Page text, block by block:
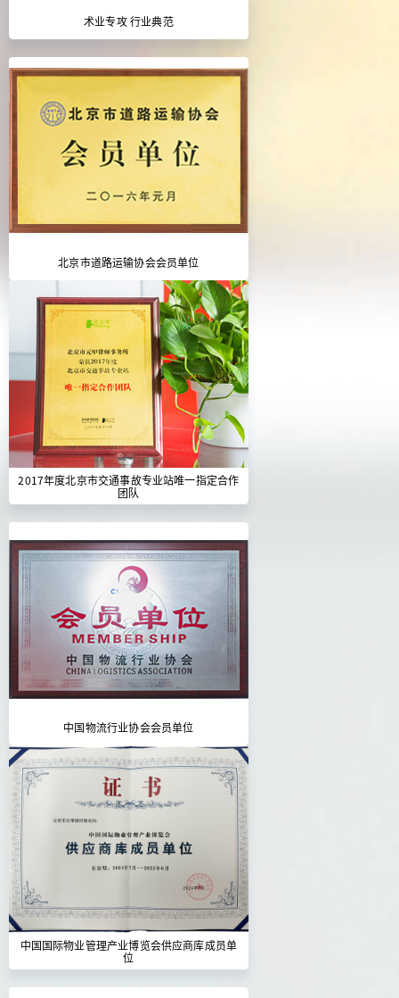
术业专攻 行业典范
北京市道路运输协会会员单位
2017年度北京市交通事故专业站唯一指定合作
团队
中国物流行业协会会员单位
中国国际物业管理产业博览会供应商库成员单
位